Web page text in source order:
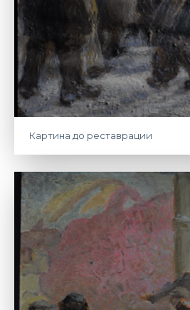
Картина до реставрации